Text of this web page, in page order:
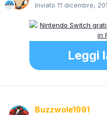
Inviato 11 dicembre,
Leggi
Buzzwole1991